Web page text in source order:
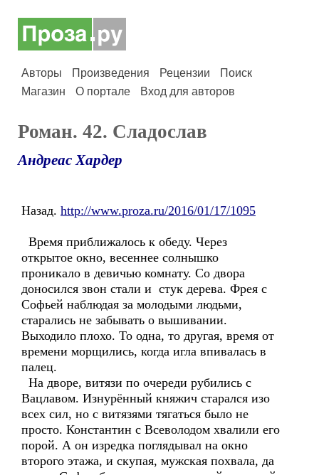
Авторы Произведения Рецензии
Поиск
Магазин
О портале Вход для авторов
Роман. 42. Сладослав
Андреас Хардер
Назад. http://www.proza.ru/2016/01/17/1095
Время приближалось к обеду. Через
открытое окно, весеннее солнышко
проникало в девичью комнату. Со двора
доносился звон стали и стук дерева. Фрея с
Софьей наблюдая за молодыми людьми,
старались не забывать о вышивании.
Выходило плохо. То одна, то другая, время от
времени морщились, когда игла впивалась в
палец.
На дворе, витязи по очереди рубились с
Вацлавом. Изнурённый княжич старался изо
всех сил, но с витязями тягаться было не
просто. Константин с Всеволодом хвалили его
порой. А он изредка поглядывал на окно
второго этажа, и скупая, мужская похвала, да